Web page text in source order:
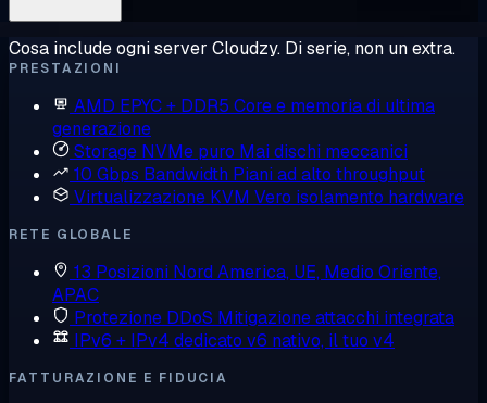
Cosa include ogni server Cloudzy. Di serie, non un extra.
PRESTAZIONI
AMD EPYC + DDR5 Core e memoria di ultima
generazione
Storage NVMe puro Mai dischi meccanici
10 Gbps Bandwidth Piani ad alto throughput
Virtualizzazione KVM Vero isolamento hardware
RETE GLOBALE
13 Posizioni Nord America, UE, Medio Oriente,
APAC
Protezione DDoS Mitigazione attacchi integrata
IPv6 + IPv4 dedicato v6 nativo, il tuo v4
FATTURAZIONE E FIDUCIA